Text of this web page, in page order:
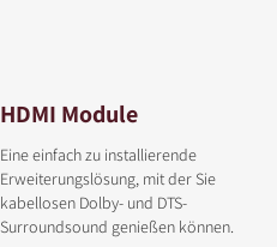
HDMI Module
Eine einfach zu installierende
Erweiterungslösung, mit der Sie
kabellosen Dolby- und DTS-
Surroundsound genießen können.